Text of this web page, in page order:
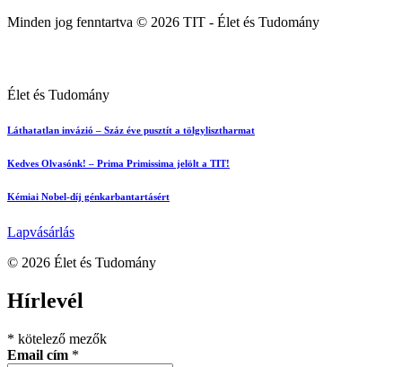
Minden jog fenntartva © 2026 TIT - Élet és Tudomány
Élet és Tudomány
Láthatatlan invázió – Száz éve pusztít a tölgylisztharmat
Kedves Olvasónk! – Prima Primissima jelölt a TIT!
Kémiai Nobel-díj génkarbantartásért
Lapvásárlás
© 2026 Élet és Tudomány
facebook-
1
youtube-
1
email
Hírlevél
* kötelező mezők
Email cím *